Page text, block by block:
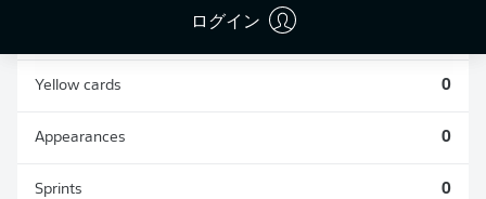
ログイン
Yellow cards 0
Appearances 0
Sprints 0